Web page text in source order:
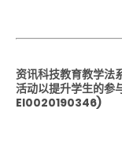
资讯科技教育教学法
活动以提升学生的参
EI0020190346)